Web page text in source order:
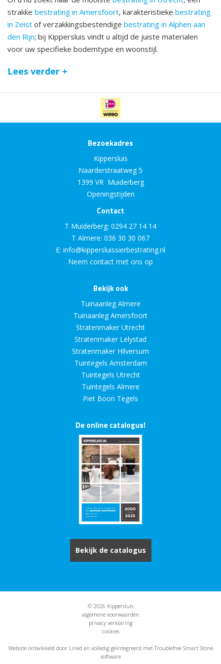
strakke bestrating in Amersfoort, karakteristieke bestrating
in Zeist of verzakkingsbestendige bestrating in Alphen aan
den Rijn; bij Kippersluis vindt u altijd de juiste materialen
voor uw specifieke bodemtype en woonstijl.
Lees verder +
Bezoekadres
Kippersluis
Naarderstraatweg 5
1399 VR Muiderberg
Openingstijden
Contact
T Muiderberg: 0294 27 14 14
T Almere: 036 30 30 067
E: info@kippersluissierbestrating.nl
Neem contact met ons op
Bekijk ook
Tuinaanleg Almere
Tuinaanleg Amersfoort
Stratenmaker Utrecht
Stratenmaker Lelystad
Stratenmaker Hilversum
Tuintegels Amsterdam
Tuintegels Utrecht
Tuintegels Almere
Piet Boon Tegels
De online catalogus!
Bekijk de catalogus
© 2026 Kippersluis
algemene voorwaarden
privacy verklaring
cookies
Website ontwikkeld door Lined en volledig geïntegreerd met Troublefree Smart Stone
software